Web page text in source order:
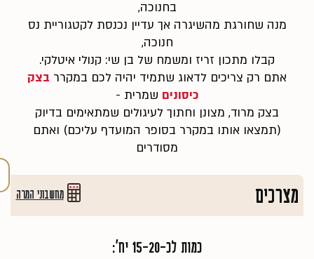
בחנוכה,
מנה שחורגת מהשיגרה אך עדיין נכנסת לקטגוריית נס
חנוכה,
קבלו מתכון זריז ומשמח של בן שי: קנולי איטלקי.
אתם רק צריכים לדאוג שתמיד יהיה לכם במקרר בצק
כיסונים שמרית -
בצק מרוד, מצונן וחתוך לעיגולים שמתאימים בדיוק
(תמצאו אותו במקרר בסופר המועדף עליכם) ואתם
מסודרים
מצרכים מחשבוני המרה
כמות לכ-15-20 יח׳: